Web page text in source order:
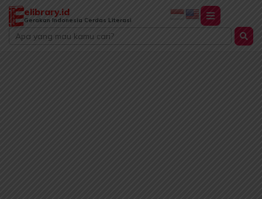
Lewati
konten
elibrary.id
Gerakan Indonesia Cerdas Literasi
Search
...